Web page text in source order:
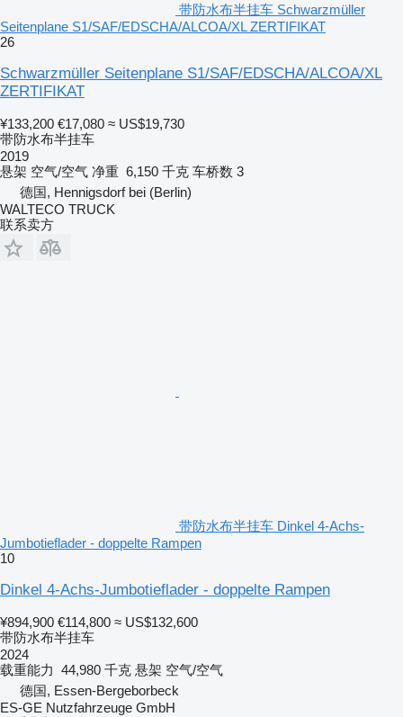
带防水布半挂车 Schwarzmüller
Seitenplane S1/SAF/EDSCHA/ALCOA/XL ZERTIFIKAT
26
Schwarzmüller Seitenplane S1/SAF/EDSCHA/ALCOA/XL
ZERTIFIKAT
¥133,200 €17,080 ≈ US$19,730
带防水布半挂车
2019
悬架 空气/空气 净重 6,150 千克 车桥数 3
德国, Hennigsdorf bei (Berlin)
WALTECO TRUCK
联系卖方
带防水布半挂车 Dinkel 4-Achs-
Jumbotieflader - doppelte Rampen
10
Dinkel 4-Achs-Jumbotieflader - doppelte Rampen
¥894,900 €114,800 ≈ US$132,600
带防水布半挂车
2024
载重能力 44,980 千克 悬架 空气/空气
德国, Essen-Bergeborbeck
ES-GE Nutzfahrzeuge GmbH